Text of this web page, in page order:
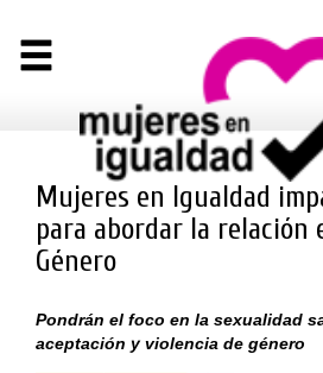
Mujeres en Igualdad
para abordar la relación
Género
Pondrán el foco en la sexualidad
aceptación y violencia de género